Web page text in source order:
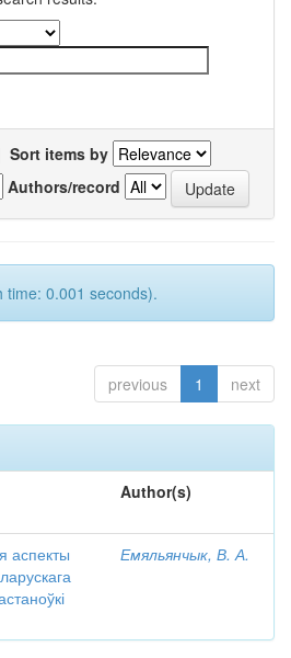
Sort items by
Authors/record
time: 0.001 seconds).
previous 1 next
Author(s)
аспекты
Емяльянчык, В. А.